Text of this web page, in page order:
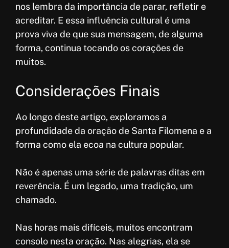
nos lembra da importância de parar, refletir e
acreditar. E essa influência cultural é uma
prova viva de que sua mensagem, de alguma
forma, continua tocando os corações de
muitos.
Considerações Finais
Ao longo deste artigo, exploramos a
profundidade da oração de Santa Filomena e a
forma como ela ecoa na cultura popular.
Não é apenas uma série de palavras ditas em
reverência. É um legado, uma tradição, um
chamado.
Nas horas mais difíceis, muitos encontram
consolo nesta oração. Nas alegrias, ela se